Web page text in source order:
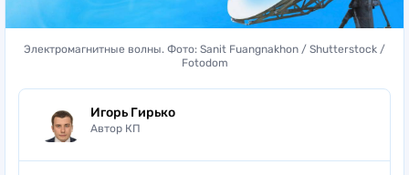
Электромагнитные волны. Фото: Sanit Fuangnakhon / Shutterstock /
Fotodom
Игорь Гирько
Автор КП